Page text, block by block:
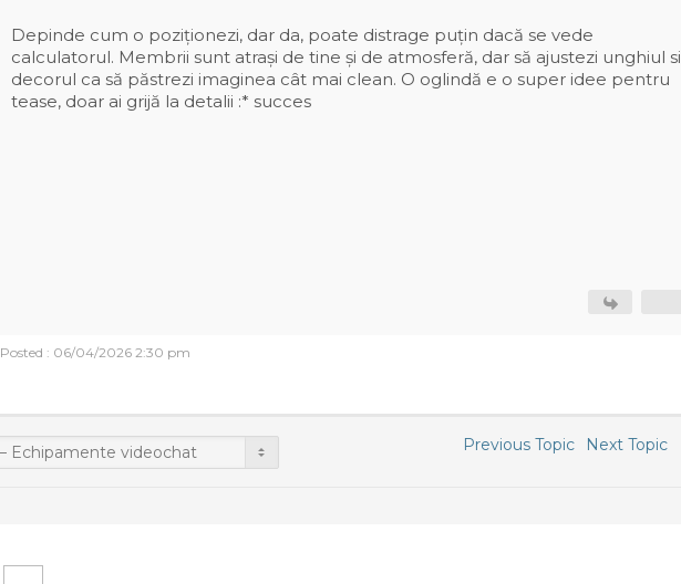
Depinde cum o poziționezi, dar da, poate distrage puțin dacă se vede
calculatorul. Membrii sunt atrași de tine și de atmosferă, dar să ajustezi unghiul si
decorul ca să păstrezi imaginea cât mai clean. O oglindă e o super idee pentru
tease, doar ai grijă la detalii :* succes
Posted : 06/04/2026 2:30 pm
Previous Topic Next Topic